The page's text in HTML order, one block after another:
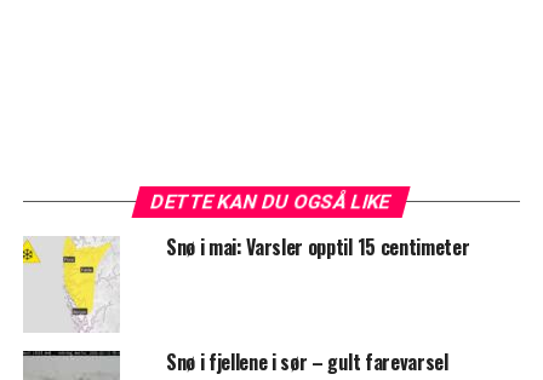
DETTE KAN DU OGSÅ LIKE
Snø i mai: Varsler opptil 15 centimeter
Snø i fjellene i sør – gult farevarsel